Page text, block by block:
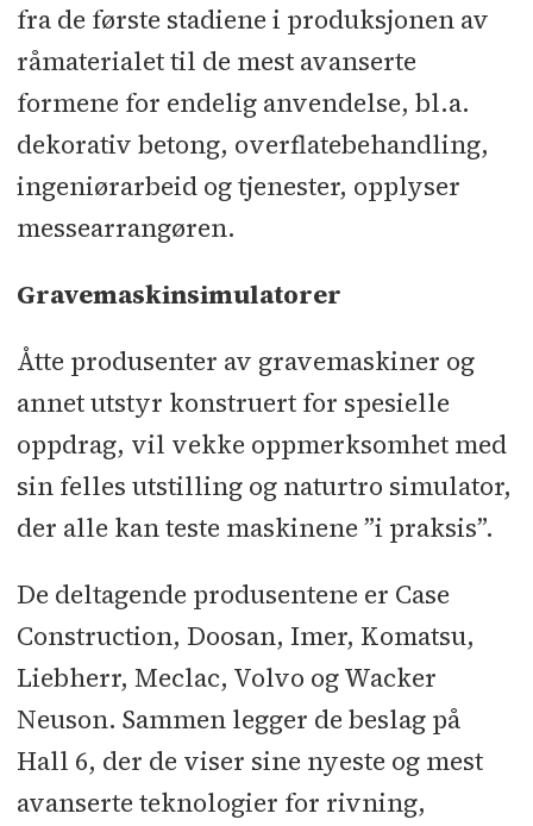
fra de første stadiene i produksjonen av
råmaterialet til de mest avanserte
formene for endelig anvendelse, bl.a.
dekorativ betong, overflatebehandling,
ingeniørarbeid og tjenester, opplyser
messearrangøren.
Gravemaskinsimulatorer
Åtte produsenter av gravemaskiner og
annet utstyr konstruert for spesielle
oppdrag, vil vekke oppmerksomhet med
sin felles utstilling og naturtro simulator,
der alle kan teste maskinene ”i praksis”.
De deltagende produsentene er Case
Construction, Doosan, Imer, Komatsu,
Liebherr, Meclac, Volvo og Wacker
Neuson. Sammen legger de beslag på
Hall 6, der de viser sine nyeste og mest
avanserte teknologier for rivning,